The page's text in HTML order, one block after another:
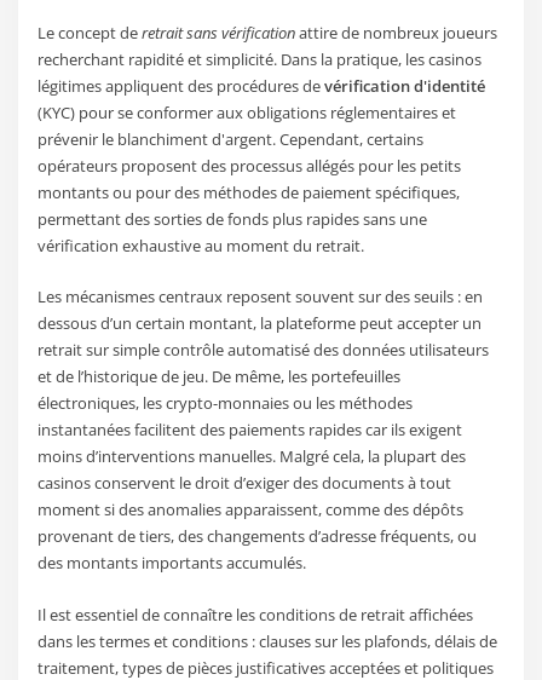
Le concept deretrait sans vérificationattire de nombreux joueurs
recherchant rapidité et simplicité. Dans la pratique, les casinos
légitimes appliquent des procédures devérification d'identité
(KYC) pour se conformer aux obligations réglementaires et
prévenir le blanchiment d'argent. Cependant, certains
opérateurs proposent des processus allégés pour les petits
montants ou pour des méthodes de paiement spécifiques,
permettant des sorties de fonds plus rapides sans une
vérification exhaustive au moment du retrait.
Les mécanismes centraux reposent souvent sur des seuils : en
dessous d’un certain montant, la plateforme peut accepter un
retrait sur simple contrôle automatisé des données utilisateurs
et de l’historique de jeu. De même, les portefeuilles
électroniques, les crypto-monnaies ou les méthodes
instantanées facilitent des paiements rapides car ils exigent
moins d’interventions manuelles. Malgré cela, la plupart des
casinos conservent le droit d’exiger des documents à tout
moment si des anomalies apparaissent, comme des dépôts
provenant de tiers, des changements d’adresse fréquents, ou
des montants importants accumulés.
Il est essentiel de connaître les conditions de retrait affichées
dans les termes et conditions : clauses sur les plafonds, délais de
traitement, types de pièces justificatives acceptées et politiques